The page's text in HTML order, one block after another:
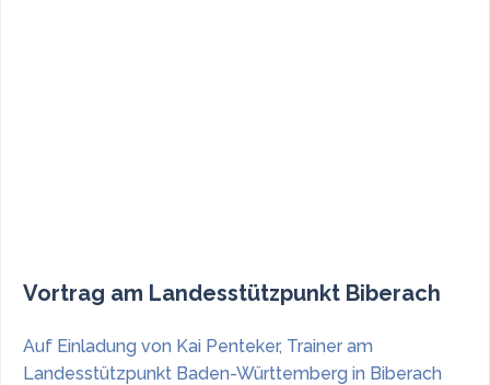
Vortrag am Landesstützpunkt Biberach
Auf Einladung von Kai Penteker, Trainer am
Landesstützpunkt Baden-Württemberg in Biberach